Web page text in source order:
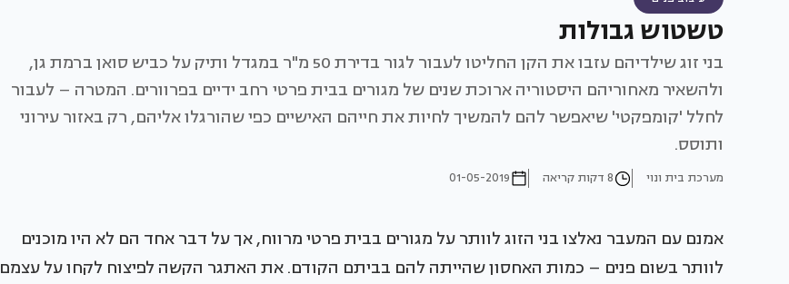
טשטוש גבולות
בני זוג שילדיהם עזבו את הקן החליטו לעבור לגור בדירת 50 מ"ר במגדל ותיק על כביש סואן ברמת גן,
ולהשאיר מאחוריהם היסטוריה ארוכת שנים של מגורים בבית פרטי רחב ידיים בפרוורים. המטרה – לעבור
לחלל 'קומפקטי' שיאפשר להם להמשיך לחיות את חייהם האישיים כפי שהורגלו אליהם, רק באזור עירוני
ותוסס.
מערכת בית ונוי 8 דקות קריאה 01-05-2019
אמנם עם המעבר נאלצו בני הזוג לוותר על מגורים בבית פרטי מרווח, אך על דבר אחד הם לא היו מוכנים
לוותר בשום פנים – כמות האחסון שהייתה להם בביתם הקודם. את האתגר הקשה לפיצוח לקחו על עצמם